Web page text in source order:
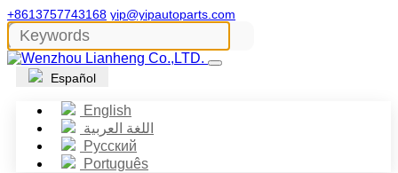
+8613757743168 yip@yipautoparts.com
Español
English
اللغة العربية
Русский
Português